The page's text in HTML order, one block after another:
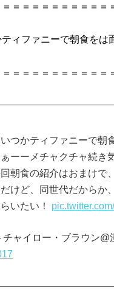
＝＝＝＝＝＝＝＝＝＝＝
ティファニーで朝食をは
＝＝＝＝＝＝＝＝＝＝＝
いつかティファニーで朝
ーーメチャクチャ続き
朝食の紹介はおまけで
だけど、同世代だからか
いたい！
ャイロー・ブラウン@